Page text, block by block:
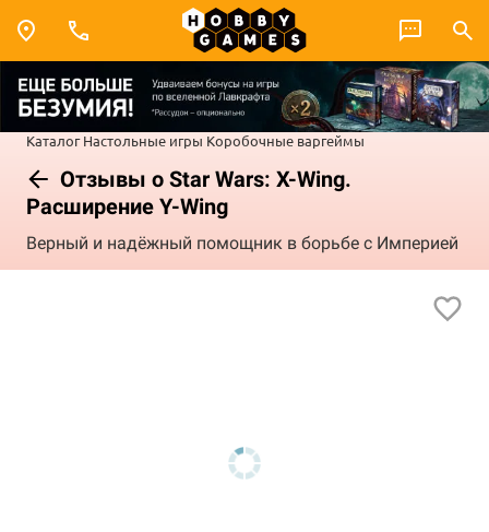
Каталог Настольные игры Коробочные варгеймы
Отзывы о Star Wars: X-Wing.
Расширение Y-Wing
Верный и надёжный помощник в борьбе с Империей